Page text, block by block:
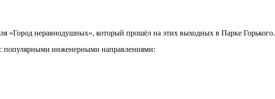
«Город неравнодушных», который прошёл на этих выходных в Парке Горького.
популярными инженерными направлениями: